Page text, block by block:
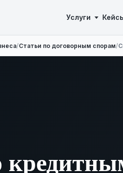
Услуги
/Статьи по договорным спорам/